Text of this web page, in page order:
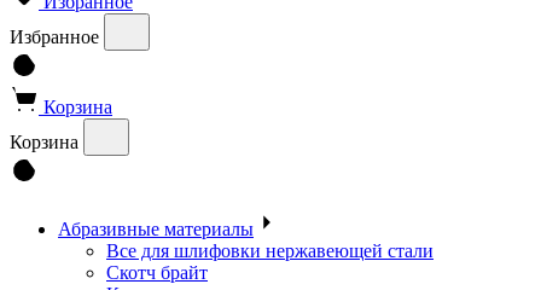
Избранное
Корзина
Корзина
Абразивные материалы
Все для шлифовки нержавеющей стали
Скотч брайт